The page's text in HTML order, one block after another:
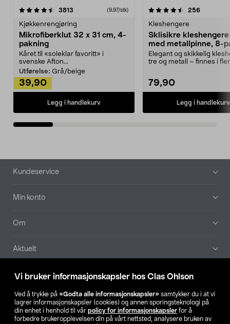
Vi bruker informasjonskapsler hos Clas Ohlson
Ved å trykke på «Godta alle informasjonskapsler» samtykker du i at vi
lagrer informasjonskapsler (cookies) og annen sporingsteknologi på
din enhet i henhold til vår policy for informasjonskapsler for å
forbedre brukeropplevelsen din på vårt nettsted, analysere bruken av
3813 anmeldelser(9,97/stk)
Kjøkkenrengjøring
Mikrofiberklut 32 x 31 cm, 4-
pakning
Kåret til «soleklar favoritt» i
svenske Afton...
Utførelse: Grå/beige
39,90
Legg i handlekurv
4.5av 5 stjerner 256
Kleshengere
Sklisikre
med metallpinne, 8-
Elegant og skikkelig
tre og metall – finnes i
79,90
Legg i handlekurv
4.5av 5 stjerner
Bunntekst
Kundeservice
Min konto
Om
Aktuelt
Våre selskaper
Finn din butikk